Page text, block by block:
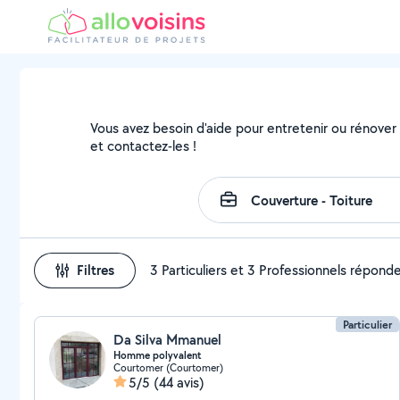
Vous avez besoin d'aide pour entretenir ou
et contactez-les !
Filtres 3 Particuliers et 3 Professionnels
Particulier
Da Silva Mmanuel
Homme polyvalent
Courtomer (Courtomer)
5/5 (44 avis)